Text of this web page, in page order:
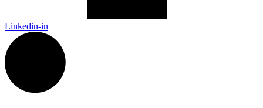
Linkedin-in